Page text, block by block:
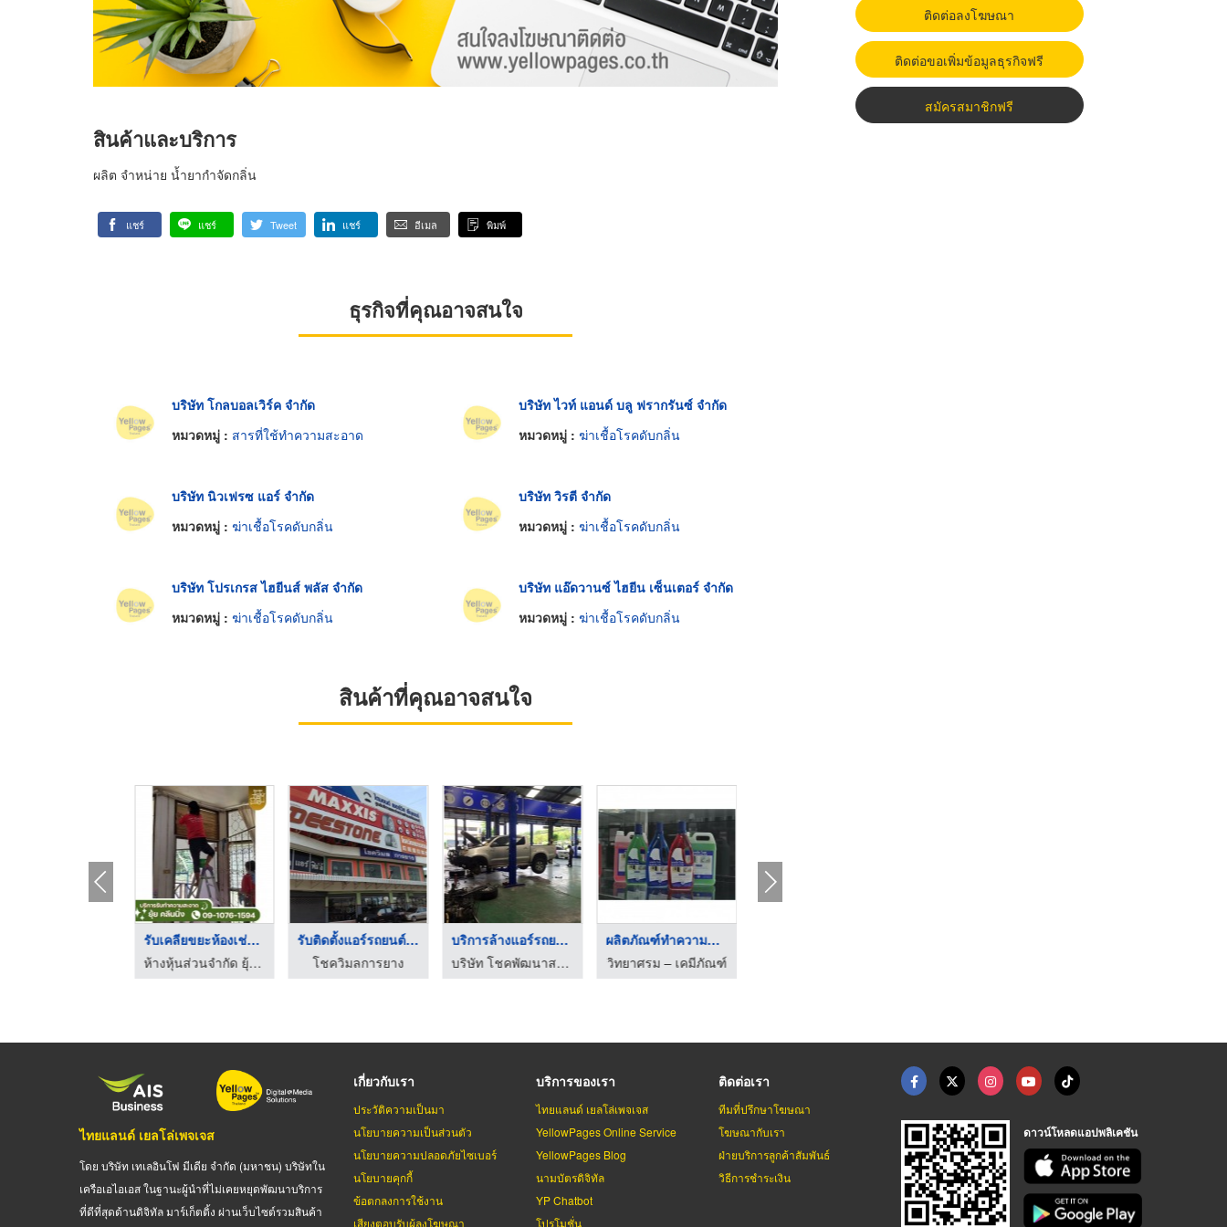
สินค้าและบริการ
ผลิต จำหน่าย น้ำยากำจัดกลิ่น
แชร์ แชร์ Tweet แชร์ อีเมล พิมพ์
ธุรกิจที่คุณอาจสนใจ
บริษัท โกลบอลเวิร์ค จำกัด
หมวดหมู่ : สารที่ใช้ทำความสะอาด
บริษัท ไวท์ แอนด์ บลู ฟรากรันซ์ จำกัด
หมวดหมู่ : ฆ่าเชื้อโรคดับกลิ่น
บริษัท นิวเฟรซ แอร์ จำกัด
หมวดหมู่ : ฆ่าเชื้อโรคดับกลิ่น
บริษัท วิรตี จำกัด
หมวดหมู่ : ฆ่าเชื้อโรคดับกลิ่น
บริษัท โปรเกรส ไฮยีนส์ พลัส จำกัด
หมวดหมู่ : ฆ่าเชื้อโรคดับกลิ่น
บริษัท แอ๊ดวานซ์ ไฮยีน เซ็นเตอร์ จำกัด
หมวดหมู่ : ฆ่าเชื้อโรคดับกลิ่น
สินค้าที่คุณอาจสนใจ
รับเคลียขยะห้องเช่า ...
ห้างหุ้นส่วนจำกัด ยุ้ย คลีนนิ่ง
รับติดตั้งแอร์รถยนต์ ...
โชควิมลการยาง
บริการล้างแอร์รถยนต์ ...
บริษัท โชคพัฒนาสระบุรีเซอร์วิส จำกัด
ผลิตภัณฑ์ทำความสะอาด
วิทยาศรม – เคมีภัณฑ์
ติดต่อลงโฆษณา
ติดต่อขอเพิ่มข้อมูลธุรกิจฟรี
สมัครสมาชิกฟรี
ไทยแลนด์ เยลโล่เพจเจส
โดย บริษัท เทเลอินโฟ มีเดีย จำกัด (มหาชน) บริษัทใน
เครือเอไอเอส ในฐานะผู้นำที่ไม่เคยหยุดพัฒนาบริการ
ที่ดีที่สุดด้านดิจิทัล มาร์เก็ตติ้ง ผ่านเว็บไซต์รวมสินค้า
เกี่ยวกับเรา
ประวัติความเป็นมา
นโยบายความเป็นส่วนตัว
นโยบายความปลอดภัยไซเบอร์
นโยบายคุกกี้
ข้อตกลงการใช้งาน
เสียงตอบรับผู้ลงโฆษณา
บริการของเรา
ไทยแลนด์ เยลโล่เพจเจส
YellowPages Online Service
YellowPages Blog
นามบัตรดิจิทัล
YP Chatbot
โปรโมชั่น
ติดต่อเรา
ทีมที่ปรึกษาโฆษณา
โฆษณากับเรา
ฝ่ายบริการลูกค้าสัมพันธ์
วิธีการชำระเงิน
ดาวน์โหลดแอปพลิเคชัน